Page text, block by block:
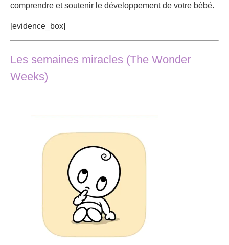
comprendre et soutenir le développement de votre bébé.
[evidence_box]
Les semaines miracles (The Wonder
Weeks)